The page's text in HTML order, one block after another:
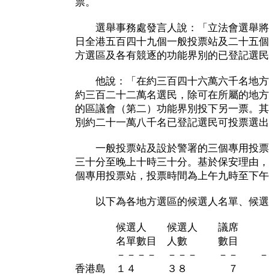
選舉事務處發言人說：「立法會選舉將
日全港五百四十九個一般投票站及二十五
方選區及各有競逐的功能界別的已登記選
他說：「在約三百四十六萬六千名地方
約三百二十二萬名選民，除可在所屬的地
的區議會（第二）功能界別投下另一票。
別約二十一萬八千名已登記選民可投票選
一般投票站及設於警署的三個專用投票
三十分至晚上十時三十分。基於保安理由
個專用投票站，投票時間為上午九時至下
以下為各地方選區的候選人名單、候選
候選人 候選人 議席
名單數目 人數 數目 選
－－－－ －－－ －－ －－－
香港島 １４ ３８ ７ ６０